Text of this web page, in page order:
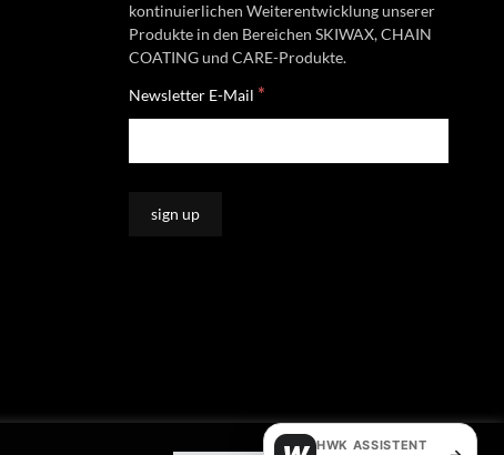
kontinuierlichen Weiterentwicklung unserer
Produkte in den Bereichen SKIWAX, CHAIN
COATING und CARE-Produkte.
Newsletter E-Mail *
HWK ASSISTENT